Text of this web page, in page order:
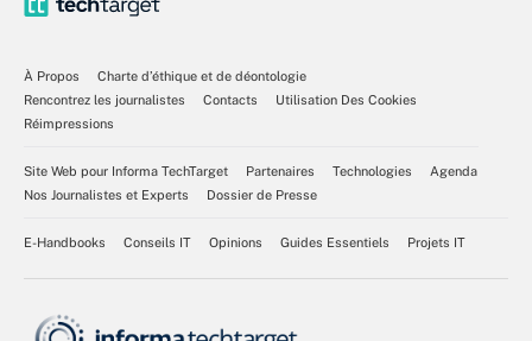
À Propos
Charte d’éthique et de déontologie
Rencontrez les journalistes
Contacts
Utilisation Des Cookies
Réimpressions
Site Web pour Informa TechTarget Partenaires Technologies
Agenda
Nos Journalistes et Experts
Dossier de Presse
E-Handbooks Conseils IT Opinions Guides Essentiels Projets IT